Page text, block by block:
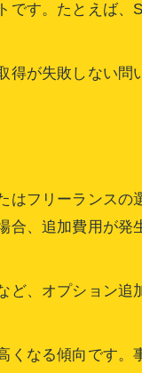
です。たとえば、
得が失敗しない問
はフリーランスの
合、追加費用が発
ど、オプション追
くなる傾向です。